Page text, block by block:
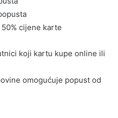
cijene karte
koji kartu kupe online ili
omogućuje popust od